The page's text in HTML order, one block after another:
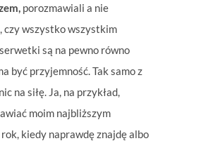
porozmawiali a nie
czy wszystko wszystkim
są na pewno równo
być przyjemność. Tak samo z
na siłę. Ja, na przykład,
moim najbliższym
kiedy naprawdę znajdę albo